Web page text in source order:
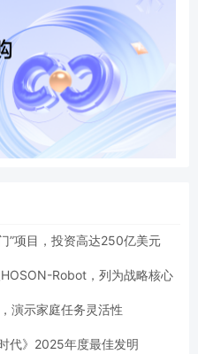
”项目，投资高达250亿美元
Robot，列为战略核心
演示家庭任务灵活性
代》2025年度最佳发明